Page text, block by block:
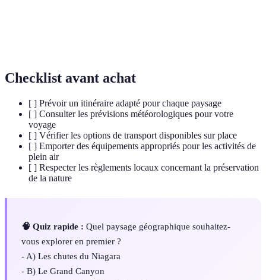
Checklist avant achat
[ ] Prévoir un itinéraire adapté pour chaque paysage
[ ] Consulter les prévisions météorologiques pour votre
voyage
[ ] Vérifier les options de transport disponibles sur place
[ ] Emporter des équipements appropriés pour les activités de
plein air
[ ] Respecter les règlements locaux concernant la préservation
de la nature
🧠 Quiz rapide : Quel paysage géographique souhaitez-
vous explorer en premier ?
- A) Les chutes du Niagara
- B) Le Grand Canyon